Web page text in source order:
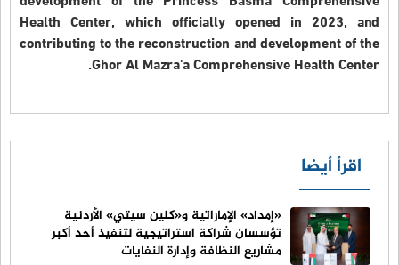
Health Center, which officially opened in 2023, and
contributing to the reconstruction and development of the
Ghor Al Mazra'a Comprehensive Health Center.
اقرأ أيضا
«إمداد» الإماراتية و«كلين سيتي» الأردنية
تؤسسان شراكة استراتيجية لتنفيذ أحد أكبر
مشاريع النظافة وإدارة النفايات